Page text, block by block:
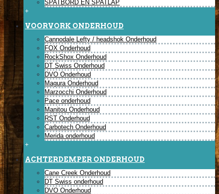
SPATBORD EN SPATLAP
+
VOORVORK ONDERHOUD
Cannodale Lefty / headshok Onderhoud
FOX Onderhoud
RockShox Onderhoud
DT Swiss Onderhoud
DVO Onderhoud
Magura Onderhoud
Marzocchi Onderhoud
Pace onderhoud
Manitou Onderhoud
RST Onderhoud
Carbotech Onderhoud
Merida onderhoud
+
ACHTERDEMPER ONDERHOUD
Cane Creek Onderhoud
DT Swiss onderhoud
DVO Onderhoud